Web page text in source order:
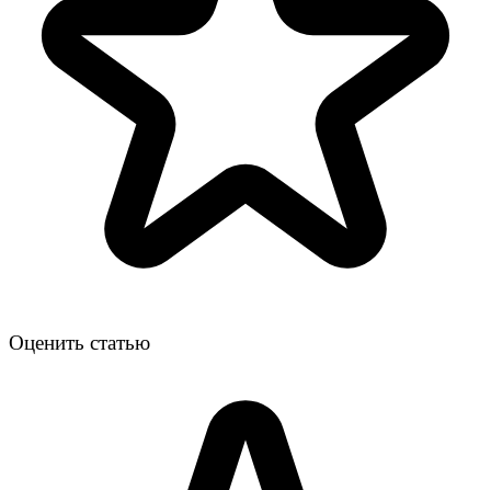
Оценить статью